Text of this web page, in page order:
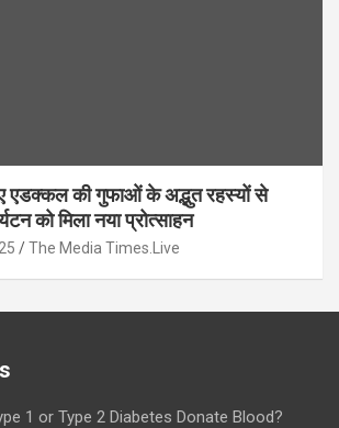
एडक्कल की गुफाओं के अद्भुत रहस्यों से
को मिला नया प्रोत्साहन
The Media Times.Live
1 or Type 2 Diabetes Donate Blood?